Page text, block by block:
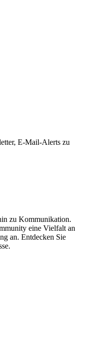
E-Mail-Alerts zu
zu Kommunikation.
eine Vielfalt an
an. Entdecken Sie